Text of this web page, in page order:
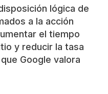
lógica de
a la acción
el tiempo
y reducir la tasa
Google valora